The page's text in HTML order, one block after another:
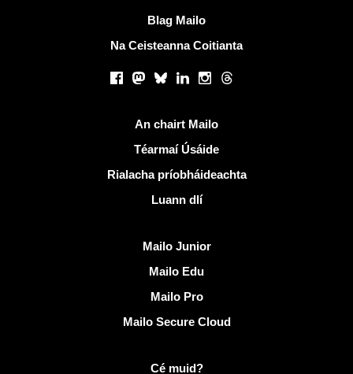
Blag Mailo
Na Ceisteanna Coitianta
Facebook
Mastodon
BlueskyLinkedInInstagram
Threads
An chairt Mailo
Téarmaí Úsáide
Rialacha príobháideachta
Luann dlí
Mailo Junior
Mailo Edu
Mailo Pro
Mailo Secure Cloud
Cé muid?